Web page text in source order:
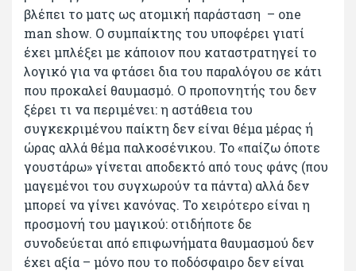
βλέπει το ματς ως ατομική παράσταση – one
man show. Ο συμπαίκτης του υποφέρει γιατί
έχει μπλέξει με κάποιον που καταστρατηγεί το
λογικό για να φτάσει δια του παραλόγου σε κάτι
που προκαλεί θαυμασμό. Ο προπονητής του δεν
ξέρει τι να περιμένει: η αστάθεια του
συγκεκριμένου παίκτη δεν είναι θέμα μέρας ή
ώρας αλλά θέμα παλκοσένικου. Το «παίζω όποτε
γουστάρω» γίνεται αποδεκτό από τους φάνς (που
μαγεμένοι του συγχωρούν τα πάντα) αλλά δεν
μπορεί να γίνει κανόνας. Το χειρότερο είναι η
προσμονή του μαγικού: οτιδήποτε δε
συνοδεύεται από επιφωνήματα θαυμασμού δεν
έχει αξία – μόνο που το ποδόσφαιρο δεν είναι